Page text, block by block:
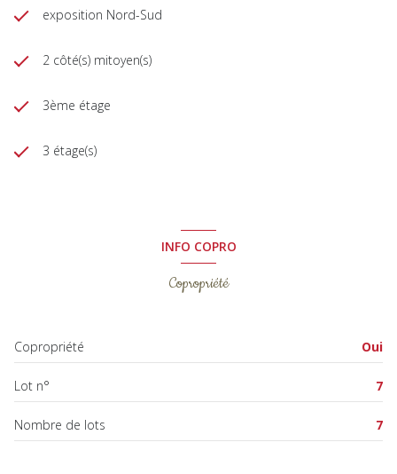
exposition Nord-Sud
2 côté(s) mitoyen(s)
3ème étage
3 étage(s)
INFO COPRO
Copropriété
Copropriété Oui
Lot n° 7
Nombre de lots 7